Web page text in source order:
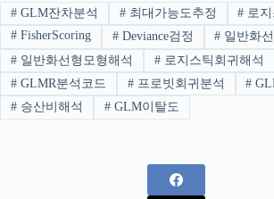
#GLM잔차분석 #최대가능도추정 # 로
#FisherScoring #Deviance검정 # 일반화
#일반화선형모형해석 #로지스틱회귀해석
#GLMR분석코드 #프로빗회귀분석 #
#승산비해석 #GLM이탈도